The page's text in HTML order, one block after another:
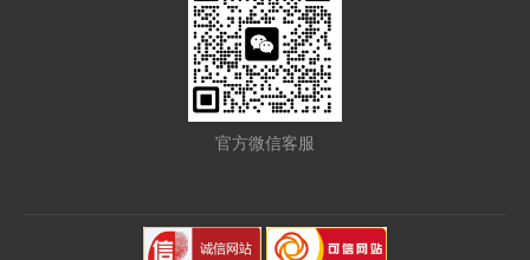
官方微信客服